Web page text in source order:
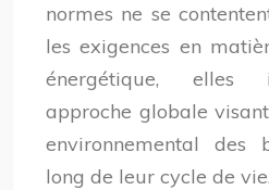
normes ne se
les exigences en
énergétique, elles
approche globale
environnemental des
long de leur cycle de vie.